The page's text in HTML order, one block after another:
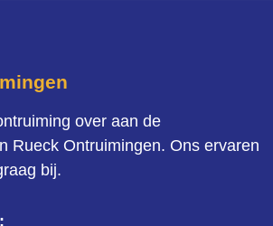
over aan de
Rueck Ontruimingen. Ons ervaren
bij.